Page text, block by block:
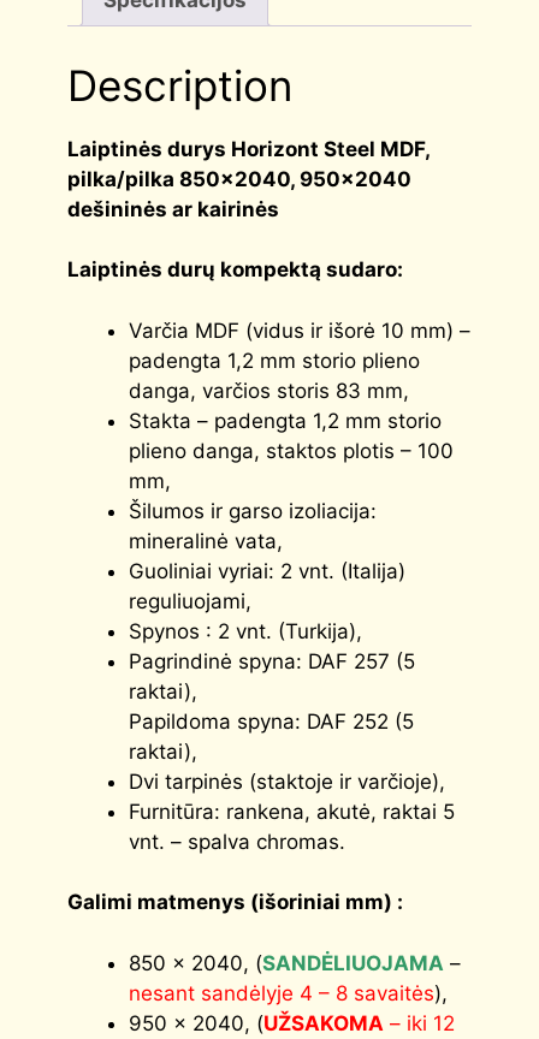
Description
Laiptinės durys Horizont Steel MDF,
pilka/pilka 850×2040, 950×2040
dešininės ar kairinės
Laiptinės durų kompektą sudaro:
Varčia MDF (vidus ir išorė 10 mm) –
padengta 1,2 mm storio plieno
danga, varčios storis 83 mm,
Stakta – padengta 1,2 mm storio
plieno danga, staktos plotis – 100
mm,
Šilumos ir garso izoliacija:
mineralinė vata,
Guoliniai vyriai: 2 vnt. (Italija)
reguliuojami,
Spynos : 2 vnt. (Turkija),
Pagrindinė spyna: DAF 257 (5
raktai),
Papildoma spyna: DAF 252 (5
raktai),
Dvi tarpinės (staktoje ir varčioje),
Furnitūra: rankena, akutė, raktai 5
vnt. – spalva chromas.
Galimi matmenys (išoriniai mm) :
850 x 2040, (SANDĖLIUOJAMA –
nesant sandėlyje 4 – 8 savaitės),
950 x 2040, (UŽSAKOMA – iki 12